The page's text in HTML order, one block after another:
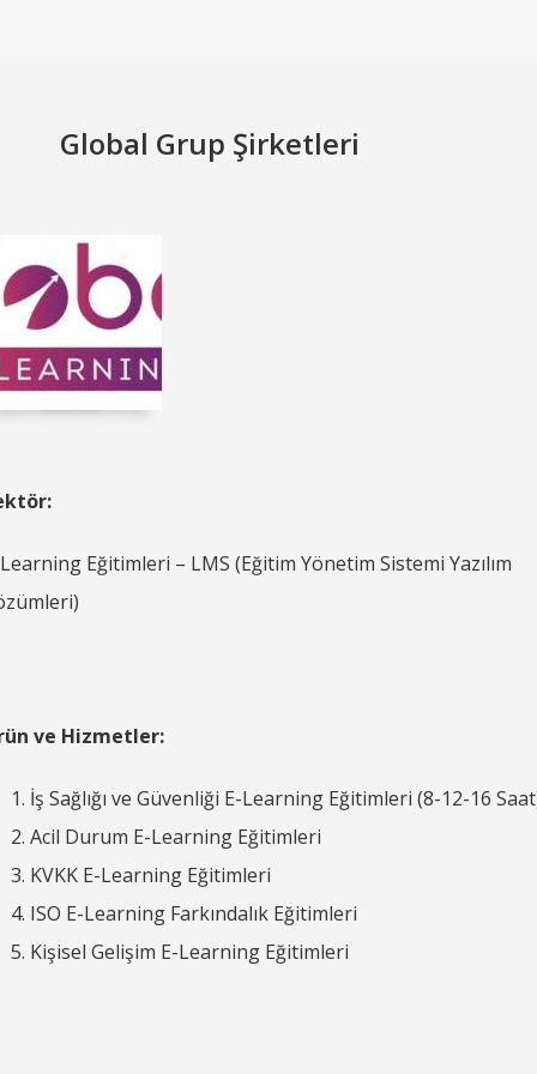
Global Grup Şirketleri
Eğitimleri – LMS (Eğitim Yönetim Sistemi Yazılım
ve Hizmetler:
İş Sağlığı ve Güvenliği E-Learning Eğitimleri (8-12-16
Acil Durum E-Learning Eğitimleri
KVKK E-Learning Eğitimleri
ISO E-Learning Farkındalık Eğitimleri
Kişisel Gelişim E-Learning Eğitimleri